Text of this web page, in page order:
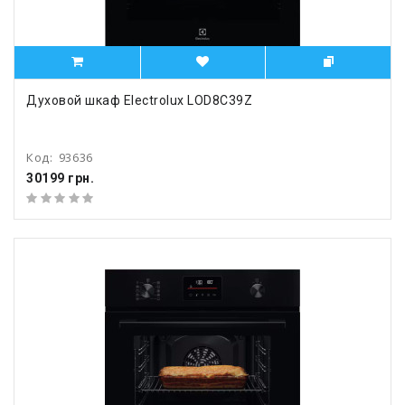
Духовой шкаф Electrolux LOD8C39Z
Код: 93636
30199 грн.